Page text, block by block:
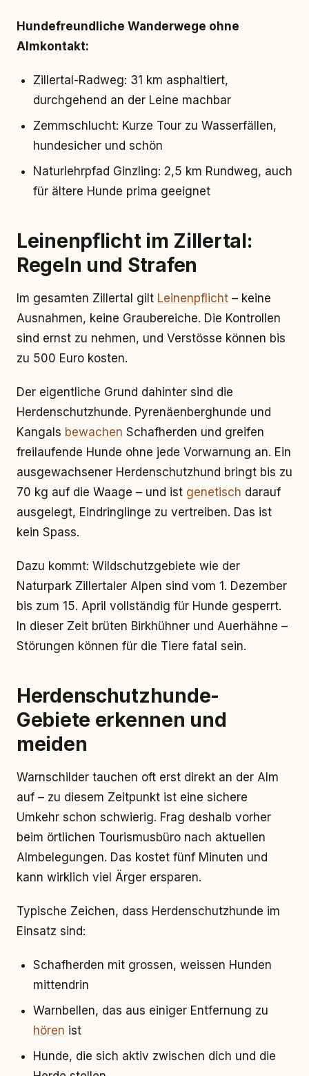
Hundefreundliche Wanderwege ohne
Almkontakt:
Zillertal-Radweg: 31 km asphaltiert,
durchgehend an der Leine machbar
Zemmschlucht: Kurze Tour zu Wasserfällen,
hundesicher und schön
Naturlehrpfad Ginzling: 2,5 km Rundweg, auch
für ältere Hunde prima geeignet
Leinenpflicht im Zillertal:
Regeln und Strafen
Im gesamten Zillertal gilt Leinenpflicht – keine
Ausnahmen, keine Graubereiche. Die Kontrollen
sind ernst zu nehmen, und Verstösse können bis
zu 500 Euro kosten.
Der eigentliche Grund dahinter sind die
Herdenschutzhunde. Pyrenäenberghunde und
Kangals bewachen Schafherden und greifen
freilaufende Hunde ohne jede Vorwarnung an. Ein
ausgewachsener Herdenschutzhund bringt bis zu
70 kg auf die Waage – und ist genetisch darauf
ausgelegt, Eindringlinge zu vertreiben. Das ist
kein Spass.
Dazu kommt: Wildschutzgebiete wie der
Naturpark Zillertaler Alpen sind vom 1. Dezember
bis zum 15. April vollständig für Hunde gesperrt.
In dieser Zeit brüten Birkhühner und Auerhähne –
Störungen können für die Tiere fatal sein.
Herdenschutzhunde-
Gebiete erkennen und
meiden
Warnschilder tauchen oft erst direkt an der Alm
auf – zu diesem Zeitpunkt ist eine sichere
Umkehr schon schwierig. Frag deshalb vorher
beim örtlichen Tourismusbüro nach aktuellen
Almbelegungen. Das kostet fünf Minuten und
kann wirklich viel Ärger ersparen.
Typische Zeichen, dass Herdenschutzhunde im
Einsatz sind:
Schafherden mit grossen, weissen Hunden
mittendrin
Warnbellen, das aus einiger Entfernung zu
hören ist
Hunde, die sich aktiv zwischen dich und die